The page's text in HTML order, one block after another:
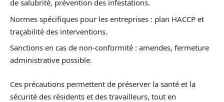
de salubrité, prévention des infestations.
Normes spécifiques pour les entreprises : plan HACCP et
traçabilité des interventions.
Sanctions en cas de non-conformité : amendes, fermeture
administrative possible.
Ces précautions permettent de préserver la santé et la
sécurité des résidents et des travailleurs, tout en